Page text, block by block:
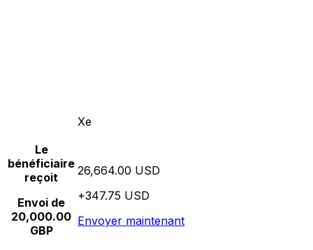
Xe
Le
bénéficiaire
reçoit
Envoi de
20,000.00
GBP
26,664.00 USD
+347.75 USD
Envoyer maintenant